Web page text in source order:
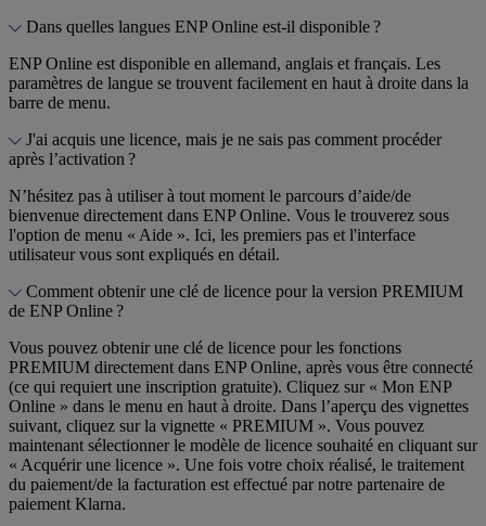
Dans quelles langues ENP Online est-il disponible ?
ENP Online est disponible en allemand, anglais et français. Les
paramètres de langue se trouvent facilement en haut à droite dans la
barre de menu.
J'ai acquis une licence, mais je ne sais pas comment procéder
après l’activation ?
N’hésitez pas à utiliser à tout moment le parcours d’aide/de
bienvenue directement dans ENP Online. Vous le trouverez sous
l'option de menu « Aide ». Ici, les premiers pas et l'interface
utilisateur vous sont expliqués en détail.
Comment obtenir une clé de licence pour la version PREMIUM
de ENP Online ?
Vous pouvez obtenir une clé de licence pour les fonctions
PREMIUM directement dans ENP Online, après vous être connecté
(ce qui requiert une inscription gratuite). Cliquez sur « Mon ENP
Online » dans le menu en haut à droite. Dans l’aperçu des vignettes
suivant, cliquez sur la vignette « PREMIUM ». Vous pouvez
maintenant sélectionner le modèle de licence souhaité en cliquant sur
« Acquérir une licence ». Une fois votre choix réalisé, le traitement
du paiement/de la facturation est effectué par notre partenaire de
paiement Klarna.